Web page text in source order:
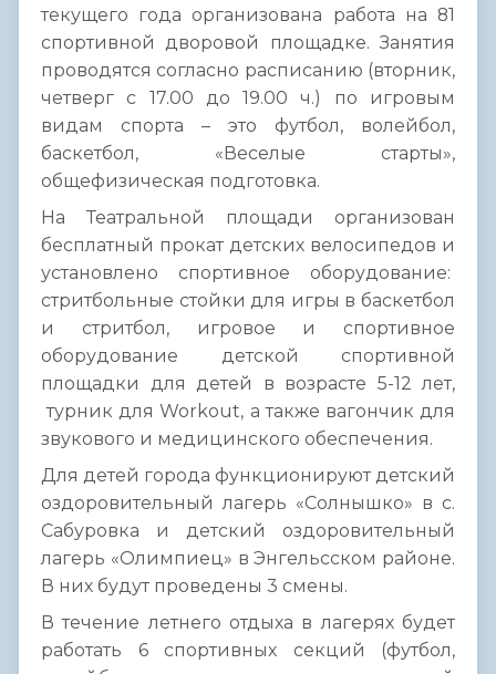
текущего года организована работа на 81
спортивной дворовой площадке. Занятия
проводятся согласно расписанию (вторник,
четверг с 17.00 до 19.00 ч.) по игровым
видам спорта – это футбол, волейбол,
баскетбол, «Веселые старты»,
общефизическая подготовка.
На Театральной площади организован
бесплатный прокат детских велосипедов и
установлено спортивное оборудование:
стритбольные стойки для игры в баскетбол
и стритбол, игровое и спортивное
оборудование детской спортивной
площадки для детей в возрасте 5-12 лет,
турник для Workout, а также вагончик для
звукового и медицинского обеспечения.
Для детей города функционируют детский
оздоровительный лагерь «Солнышко» в с.
Сабуровка и детский оздоровительный
лагерь «Олимпиец» в Энгельсском районе.
В них будут проведены 3 смены.
В течение летнего отдыха в лагерях будет
работать 6 спортивных секций (футбол,